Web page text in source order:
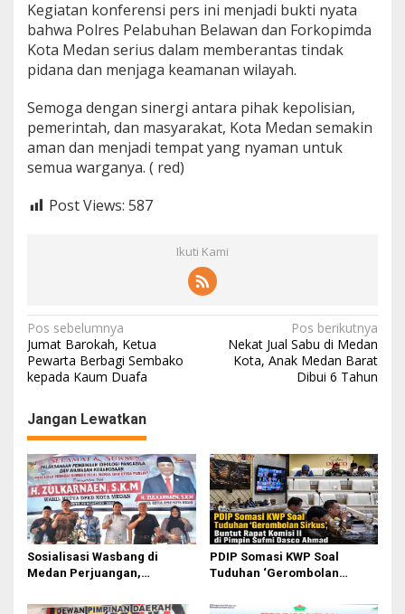
Kegiatan konferensi pers ini menjadi bukti nyata
bahwa Polres Pelabuhan Belawan dan Forkopimda
Kota Medan serius dalam memberantas tindak
pidana dan menjaga keamanan wilayah.
Semoga dengan sinergi antara pihak kepolisian,
pemerintah, dan masyarakat, Kota Medan semakin
aman dan menjadi tempat yang nyaman untuk
semua warganya. ( red)
Post Views: 587
Ikuti Kami
N
a
v
i
g
a
s
i
p
o
s
Pos sebelumnya
Jumat Barokah, Ketua
Pewarta Berbagi Sembako
kepada Kaum Duafa
Pos berikutnya
Nekat Jual Sabu di Medan
Kota, Anak Medan Barat
Dibui 6 Tahun
Jangan Lewatkan
Sosialisasi Wasbang di
Medan Perjuangan,
Perjuangkan Ruang Bermain
PDIP Somasi KWP Soal
Tuduhan ‘Gerombolan
II Dipimpin Sufmi Dasco